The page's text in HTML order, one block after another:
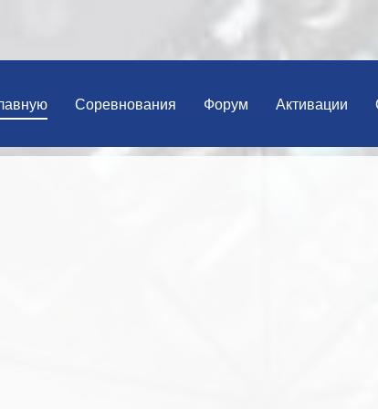
Соревнования Форум Активации